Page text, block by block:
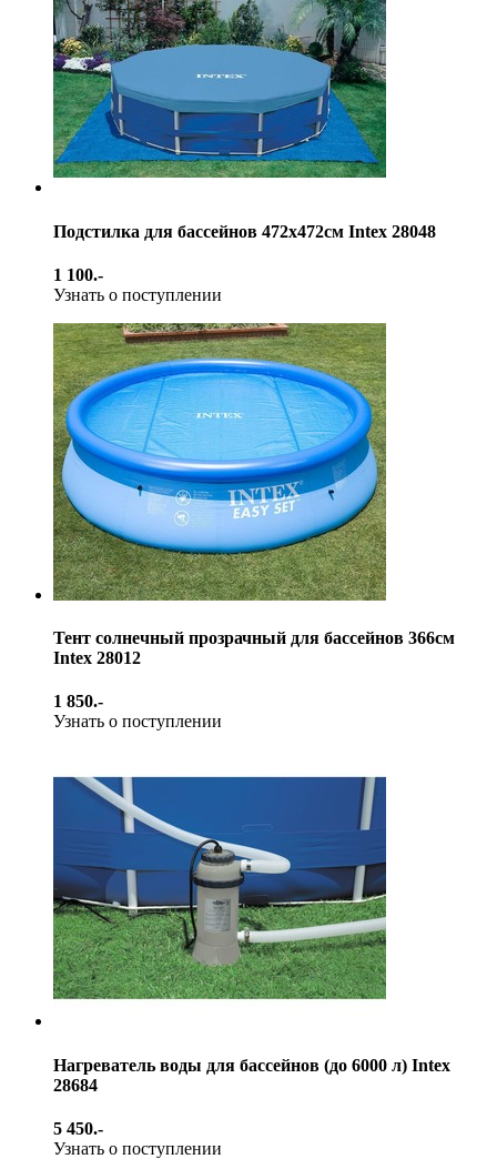
Подстилка для бассейнов 472х472см Intex 28048
1 100.-
Узнать о поступлении
Тент солнечный прозрачный для бассейнов 366см
Intex 28012
1 850.-
Узнать о поступлении
Нагреватель воды для бассейнов (до 6000 л) Intex
28684
5 450.-
Узнать о поступлении